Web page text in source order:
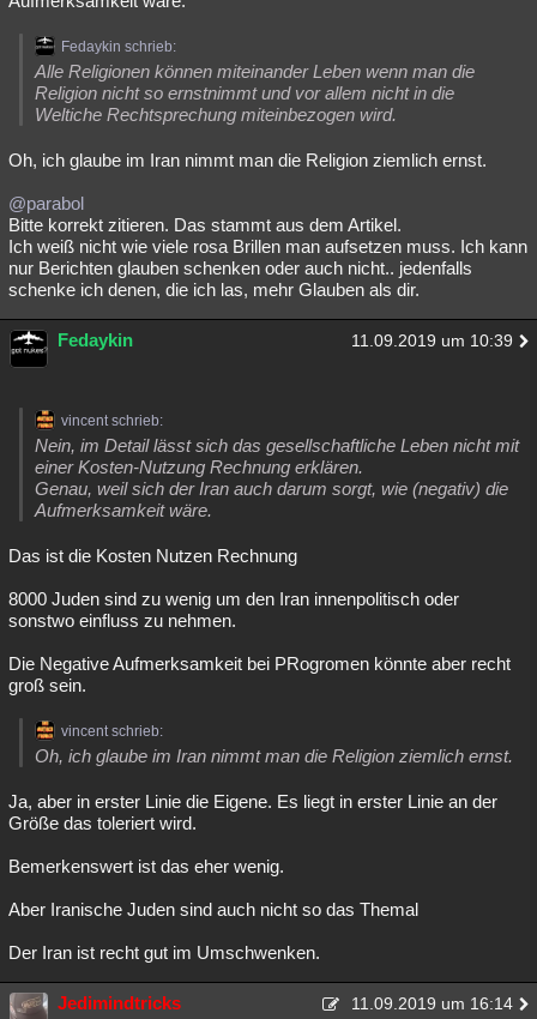
Lesenswert Schlüsselwörter
Fedaykin schrieb:
Alle Religionen können miteinander Leben wenn man die
Religion nicht so ernstnimmt und vor allem nicht in die
Weltiche Rechtsprechung miteinbezogen wird.
Oh, ich glaube im Iran nimmt man die Religion ziemlich ernst.
@parabol
Bitte korrekt zitieren. Das stammt aus dem Artikel.
Ich weiß nicht wie viele rosa Brillen man aufsetzen muss. Ich kann
nur Berichten glauben schenken oder auch nicht.. jedenfalls
schenke ich denen, die ich las, mehr Glauben als dir.
Fedaykin 11.09.2019 um 10:39
vincent schrieb:
Nein, im Detail lässt sich das gesellschaftliche Leben nicht mit
einer Kosten-Nutzung Rechnung erklären.
Genau, weil sich der Iran auch darum sorgt, wie (negativ) die
Aufmerksamkeit wäre.
Das ist die Kosten Nutzen Rechnung
8000 Juden sind zu wenig um den Iran innenpolitisch oder
sonstwo einfluss zu nehmen.
Die Negative Aufmerksamkeit bei PRogromen könnte aber recht
groß sein.
vincent schrieb:
Oh, ich glaube im Iran nimmt man die Religion ziemlich ernst.
Ja, aber in erster Linie die Eigene. Es liegt in erster Linie an der
Größe das toleriert wird.
Bemerkenswert ist das eher wenig.
Aber Iranische Juden sind auch nicht so das Themal
Der Iran ist recht gut im Umschwenken.
Jedimindtricks 11.09.2019 um 16:14